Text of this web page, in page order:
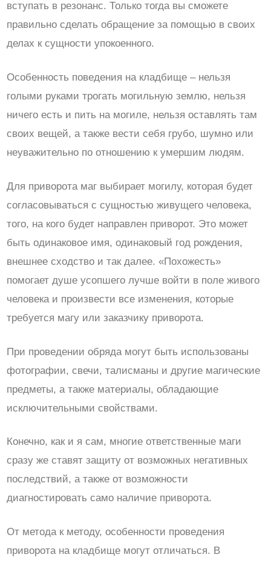
вступать в резонанс. Только тогда вы сможете
правильно сделать обращение за помощью в своих
делах к сущности упокоенного.
Особенность поведения на кладбище – нельзя
голыми руками трогать могильную землю, нельзя
ничего есть и пить на могиле, нельзя оставлять там
своих вещей, а также вести себя грубо, шумно или
неуважительно по отношению к умершим людям.
Для приворота маг выбирает могилу, которая будет
согласовываться с сущностью живущего человека,
того, на кого будет направлен приворот. Это может
быть одинаковое имя, одинаковый год рождения,
внешнее сходство и так далее. «Похожесть»
помогает душе усопшего лучше войти в поле живого
человека и произвести все изменения, которые
требуется магу или заказчику приворота.
При проведении обряда могут быть использованы
фотографии, свечи, талисманы и другие магические
предметы, а также материалы, обладающие
исключительными свойствами.
Конечно, как и я сам, многие ответственные маги
сразу же ставят защиту от возможных негативных
последствий, а также от возможности
диагностировать само наличие приворота.
От метода к методу, особенности проведения
приворота на кладбище могут отличаться. В